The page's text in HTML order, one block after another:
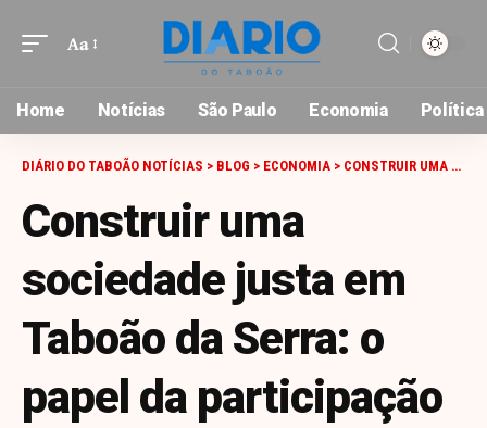
Font
Aa
Home Notícias São Paulo Economia Política
DIÁRIO DO TABOÃO NOTÍCIAS > BLOG > ECONOMIA > CONSTRUIR UMA SOCIEDADE JUSTA EM TABOÃO DA SERRA: O PAPEL DA PARTICIPAÇÃO CIDADÃ NA DEFESA DOS DIREITOS HUMANOS
Construir uma
sociedade justa em
Taboão da Serra: o
papel da participação